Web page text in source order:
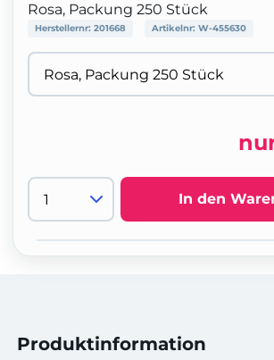
Rosa, Packung 250 Stück
Herstellernr: 201668 Artikelnr: W-455630
In den
Produktinformation